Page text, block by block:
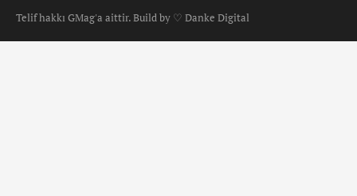
Telif hakkı GMag'a aittir. Build by ♡ Danke Digital